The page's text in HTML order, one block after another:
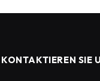
KONTAKTIEREN SIE